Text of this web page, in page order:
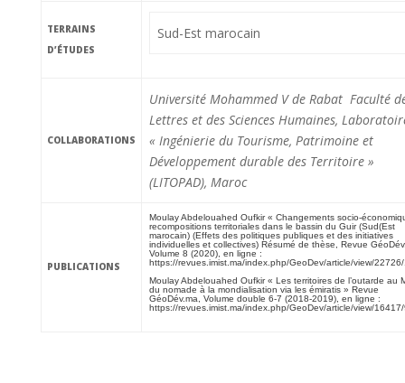
TERRAINS
D’ÉTUDES
Sud-Est marocain
COLLABORATIONS
Université Mohammed V de Rabat Faculté
Lettres et des Sciences Humaines,
« Ingénierie du Tourisme, Patrimoine et
Développement durable des Territoire »
(LITOPAD), Maroc
PUBLICATIONS
Moulay Abdelouahed Oufkir « Changements socio-
recompositions territoriales dans le bassin du Guir (Sud(Est
marocain) (Effets des politiques publiques et des initiatives
individuelles et collectives) Résumé de thèse, Revue
Volume 8 (2020), en ligne :
https://revues.imist.ma/index.php/GeoDev/article/view/
Moulay Abdelouahed Oufkir « Les territoires de l’outarde au
du nomade à la mondialisation via les émiratis » Revue
GéoDév.ma, Volume double 6-7 (2018-2019), en ligne :
https://revues.imist.ma/index.php/GeoDev/article/view/